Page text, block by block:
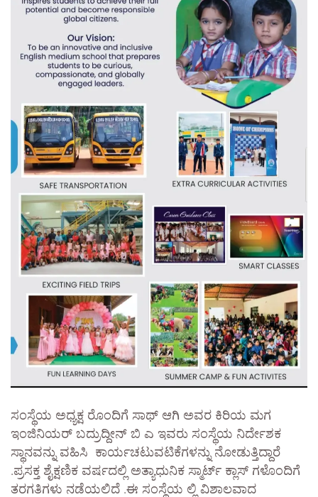
ಸಂಸ್ಥೆಯ ಅಧ್ಯಕ್ಷ ರೊಂದಿಗೆ ಸಾಥ್ ಆಗಿ ಅವರ ಕಿರಿಯ ಮಗ
ಇಂಜಿನಿಯರ್ ಬದ್ರುದ್ದೀನ್ ಬಿ ಎ ಇವರು ಸಂಸ್ಥೆಯ ನಿರ್ದೇಶಕ
ಸ್ಥಾನವನ್ನು ವಹಿಸಿ ಕಾರ್ಯಚಟುವಟಿಕೆಗಳನ್ನು ನೋಡುತ್ತಿದ್ದಾರೆ
.ಪ್ರಸಕ್ತ ಶೈಕ್ಷಣಿಕ ವರ್ಷದಲ್ಲಿ ಅತ್ಯಾಧುನಿಕ ಸ್ಮಾರ್ಟ್ ಕ್ಲಾಸ್ ಗಳೊಂದಿಗೆ
ತರಗತಿಗಳು ನಡೆಯಲಿದೆ .ಈ ಸಂಸ್ಥೆಯ ಲ್ಲಿ ವಿಶಾಲವಾದ